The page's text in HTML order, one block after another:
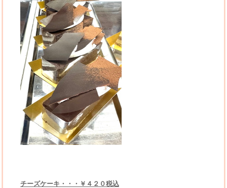
チーズケーキ・・・￥４２０税込